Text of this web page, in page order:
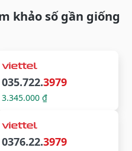
khảo số gần giống
035.722.3979
3.345.000 ₫
0376.22.3979